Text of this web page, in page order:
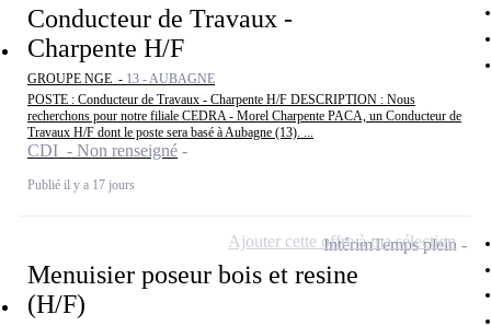
Conducteur de Travaux -
Charpente H/F
GROUPE NGE - 13 - AUBAGNE
POSTE : Conducteur de Travaux - Charpente H/F DESCRIPTION : Nous
recherchons pour notre filiale CEDRA - Morel Charpente PACA, un Conducteur de
Travaux H/F dont le poste sera basé à Aubagne (13). ...
CDI - Non renseigné
Publié il y a 17 jours
Menuisier poseur bois et resine
(H/F)
IntérimTemps plein
Ajouter cette offre à ma sélection